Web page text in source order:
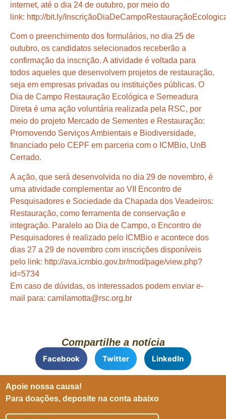
internet, até o dia 24 de outubro, por meio do
link: http://bit.ly/In
Com o preenchimento dos formulários, no dia 25 de
outubro, os candidatos selecionados receberão a
confirmação da inscrição. A atividade é voltada para
todos aqueles que desenvolvem projetos de restauração,
seja em empresas privadas ou instituições públicas. O
Dia de Campo Restauração Ecológica e Semeadura
Direta é uma ação voluntária realizada pela RSC, por
meio do projeto Mercado de Sementes e Restauração:
Promovendo Serviços Ambientais e Biodiversidade,
financiado pelo CEPF em parceria com o ICMBio, UnB
Cerrado.
A ação, que será desenvolvida no dia 29 de novembro, é
uma atividade complementar ao VII Encontro de
Pesquisadores e Sociedade da Chapada dos Veadeiros:
Restauração, como ferramenta de conservação e
integração. Paralelo ao Dia de Campo, o Encontro de
Pesquisadores é realizado pelo ICMBio e acontece dos
dias 27 a 29 de novembro com inscrições disponíveis
pelo link: http://ava.icmbio.gov.br/mod/page/view.php?
id=5734
Em caso de dúvidas, os interessados podem enviar e-
mail para: camilamotta@rsc.org.br
Compartilhe a notícia
Facebook Twitter LinkedIn
Apoie nossa causa!
Para doações, deposite na conta abaixo